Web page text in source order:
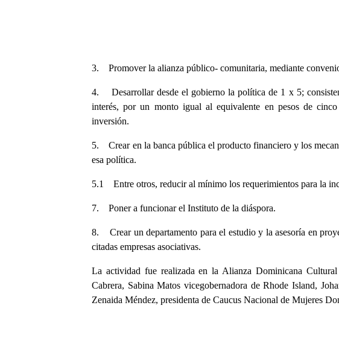
3. Promover la alianza público- comunitaria, mediante
4. Desarrollar desde el gobierno la política de 1 x 5;
interés, por un monto igual al equivalente en pesos de
inversión.
5. Crear en la banca pública el producto financiero y los
esa política.
5.1 Entre otros, reducir al mínimo los requerimientos para la
7. Poner a funcionar el Instituto de la diáspora.
8. Crear un departamento para el estudio y la asesoría en
citadas empresas asociativas.
La actividad fue realizada en la Alianza Dominicana
Cabrera, Sabina Matos vicegobernadora de Rhode Island,
Zenaida Méndez, presidenta de Caucus Nacional de Mujeres